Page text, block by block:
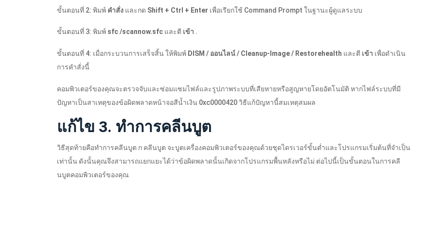
ขั้นตอนที่ 2: พิมพ์ คำสั่ง และกด Shift + Ctrl + Enter เพื่อเรียกใช้ Command Prompt ในฐานะผู้ดูแลระบบ
ขั้นตอนที่ 3: พิมพ์ sfc /scannow.sfc และตี เข้า .
ขั้นตอนที่ 4: เมื่อกระบวนการเสร็จสิ้น ให้พิมพ์ DISM / ออนไลน์ / Cleanup-Image / Restorehealth และตี เข้า เพื่อดำเนิน
การคำสั่งนี้
คอมพิวเตอร์ของคุณจะตรวจจับและซ่อมแซมไฟล์และรูปภาพระบบที่เสียหายหรือสูญหายโดยอัตโนมัติ หากไฟล์ระบบที่มี
ปัญหาเป็นสาเหตุของข้อผิดพลาดหน้าจอสีน้ำเงิน 0xc0000420 วิธีแก้ปัญหานี้สมเหตุสมผล
แก้ไข 3. ทำการคลีนบูต
วิธีสุดท้ายคือทำการคลีนบูต ก คลีนบูต จะบูตเครื่องคอมพิวเตอร์ของคุณด้วยชุดไดรเวอร์ขั้นต่ำและโปรแกรมเริ่มต้นที่จำเป็น
เท่านั้น ดังนั้นคุณจึงสามารถแยกแยะได้ว่าข้อผิดพลาดนั้นเกิดจากโปรแกรมพื้นหลังหรือไม่ ต่อไปนี้เป็นขั้นตอนในการคลี
นบูตคอมพิวเตอร์ของคุณ